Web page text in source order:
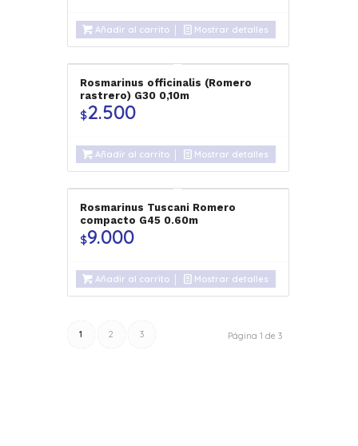
Añadir al carrito Mostrar detalles
Rosmarinus officinalis (Romero
rastrero) G30 0,10m
$2.500
Añadir al carrito Mostrar detalles
Rosmarinus Tuscani Romero
compacto G45 0.60m
$9.000
Añadir al carrito Mostrar detalles
Página 1 de 3
1 2 3